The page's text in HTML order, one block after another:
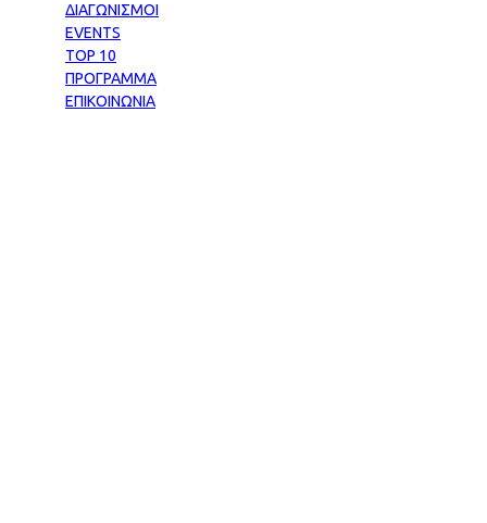
ΔΙΑΓΩΝΙΣΜΟΙ
EVENTS
TOP 10
ΠΡΟΓΡΑΜΜΑ
ΕΠΙΚΟΙΝΩΝΙΑ